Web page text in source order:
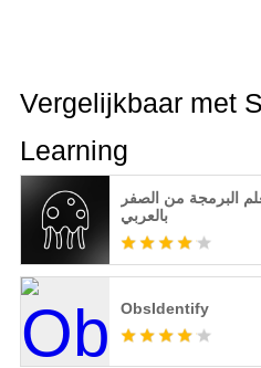
Vergelijkbaar met
Learning
البرمجة من الصفر
بالعربي
ObsIdentify